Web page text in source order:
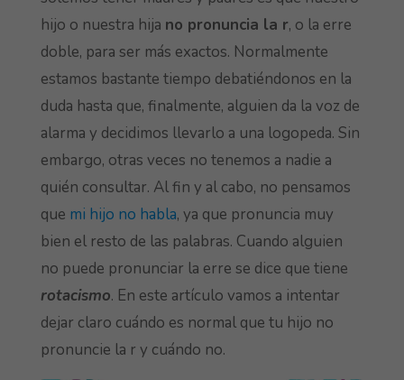
hijo o nuestra hija no pronuncia la r, o la erre
doble, para ser más exactos. Normalmente
estamos bastante tiempo debatiéndonos en la
duda hasta que, finalmente, alguien da la voz de
alarma y decidimos llevarlo a una logopeda. Sin
embargo, otras veces no tenemos a nadie a
quién consultar. Al fin y al cabo, no pensamos
que mi hijo no habla, ya que pronuncia muy
bien el resto de las palabras. Cuando alguien
no puede pronunciar la erre se dice que tiene
rotacismo. En este artículo vamos a intentar
dejar claro cuándo es normal que tu hijo no
pronuncie la r y cuándo no.